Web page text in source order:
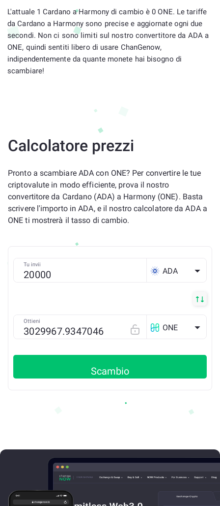
L'attuale 1 Cardano a Harmony di cambio è 0 ONE. Le tariffe
da Cardano a Harmony sono precise e aggiornate ogni due
secondi. Non ci sono limiti sul nostro convertitore da ADA a
ONE, quindi sentiti libero di usare ChanGenow,
indipendentemente da quante monete hai bisogno di
scambiare!
Calcolatore prezzi
Pronto a scambiare ADA con ONE? Per convertire le tue
criptovalute in modo efficiente, prova il nostro
convertitore da Cardano (ADA) a Harmony (ONE). Basta
scrivere l'importo in ADA, e il nostro calcolatore da ADA a
ONE ti mostrerà il tasso di cambio.
Tu invii
ADA
Ottieni
ONE
Scambio